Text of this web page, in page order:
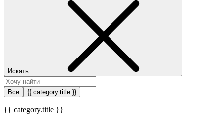
Искать
Все {{ category.title }}
{{ category.title }}